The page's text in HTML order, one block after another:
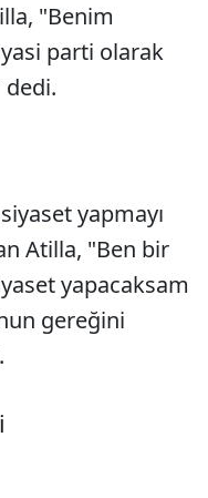
"Benim
parti olarak
dedi.
yapmayı
Atilla, "Ben bir
yapacaksam
gereğini